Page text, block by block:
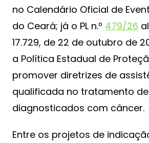
no Calendário Oficial de
do Ceará; já o PL n.º 479/26
17.729, de 22 de outubro de
a Política Estadual de
promover diretrizes de
qualificada no tratamento
diagnosticados com câncer.
Entre os projetos de